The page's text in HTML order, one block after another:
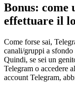
Bonus: come
effettuare il
Come forse sai,
canali/gruppi a sfondo
Quindi, se sei un
Telegram o accedere
account Telegram,